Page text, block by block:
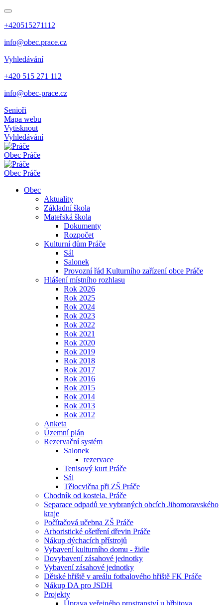
+420515271112
info@obec.prace.cz
Vyhledávání
+420 515 271 112
info@obec-prace.cz
Senioři
Mapa webu
Vytisknout
Vyhledávání
Obec Práče
Obec Práče
Obec
Aktuality
Základní škola
Mateřská škola
Dokumenty
Rozpočet
Kulturní dům Práče
Sál
Salonek
Provozní řád Kulturního zařízení obce Práče
Hlášení místního rozhlasu
Rok 2026
Rok 2025
Rok 2024
Rok 2023
Rok 2022
Rok 2021
Rok 2020
Rok 2019
Rok 2018
Rok 2017
Rok 2016
Rok 2015
Rok 2014
Rok 2013
Rok 2012
Anketa
Územní plán
Rezervační systém
Salonek
rezervace
Tenisový kurt Práče
Sál
Tělocvična při ZŠ Práče
Chodník od kostela, Práče
Separace odpadů ve vybraných obcích Jihomoravského
kraje
Počítačová učebna ZŠ Práče
Arboristické ošetření dřevin Práče
Nákup dýchacích přístrojů
Vybavení kulturního domu - židle
Dovybavení zásahové jednotky
Vybavení zásahové jednotky
Dětské hřiště v areálu fotbalového hřiště FK Práče
Nákup DA pro JSDH
Projekty
Úprava veřejného prostranství u hřbitova